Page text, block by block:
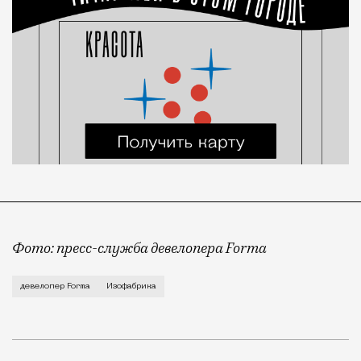
Фото: пресс-служба девелопера Forma
Корпус скульптуры и лепки Изофабрики на
девелопер Forma Изофабрика